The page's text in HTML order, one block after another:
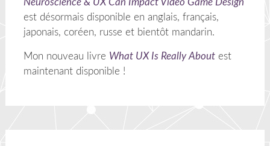
Neuroscience & UX Can Impact Video Game Design
est désormais disponible en anglais, français,
japonais, coréen, russe et bientôt mandarin.
Mon nouveau livre What UX Is Really Aboutest
maintenant disponible !